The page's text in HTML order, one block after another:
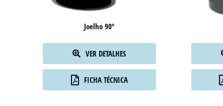
Joelho 90º
VER DETALHES
FICHA TÉCNICA